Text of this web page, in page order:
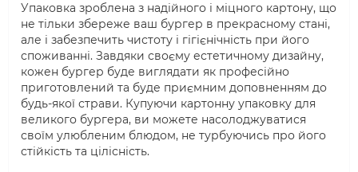
Упаковка зроблена з надійного і міцного картону, що
не тільки збереже ваш бургер в прекрасному стані,
але і забезпечить чистоту і гігієнічність при його
споживанні. Завдяки своєму естетичному дизайну,
кожен бургер буде виглядати як професійно
приготовлений та буде приємним доповненням до
будь-якої страви. Купуючи картонну упаковку для
великого бургера, ви можете насолоджуватися
своїм улюбленим блюдом, не турбуючись про його
стійкість та цілісність.